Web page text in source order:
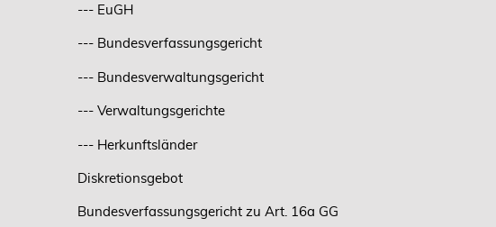
--- EuGH
--- Bundesverfassungsgericht
--- Bundesverwaltungsgericht
--- Verwaltungsgerichte
--- Herkunftsländer
Diskretionsgebot
Bundesverfassungsgericht zu Art. 16a GG